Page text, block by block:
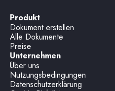
Produkt
Dokument erstellen
Alle Dokumente
Preise
Unternehmen
Über uns
Nutzungsbedingungen
Datenschutzerklärung